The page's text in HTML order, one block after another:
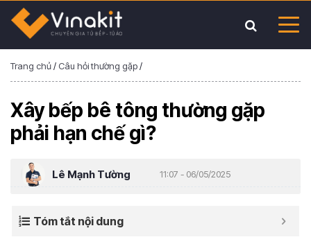
Trang chủ/ Câu hỏi thường gặp/
Xây bếp bê tông thường gặp
phải hạn chế gì?
Lê Mạnh Tường 11:07 - 06/05/2025
Tóm tắt nội dung